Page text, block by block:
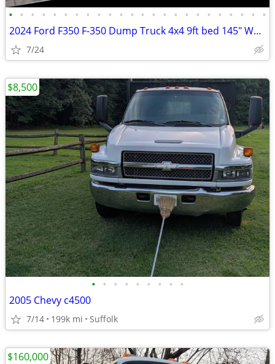
• • • • • • • • • • • • • • • • • • • • • • • •
2024 Ford F350 F-350 Dump Truck 4x4 9ft bed 145" WB 7.3 v8 Gas Motor
7/24
• • • • • • • • •
2005 Chevy c4500
7/14 199k mi Suffolk
$8,500
$160,000